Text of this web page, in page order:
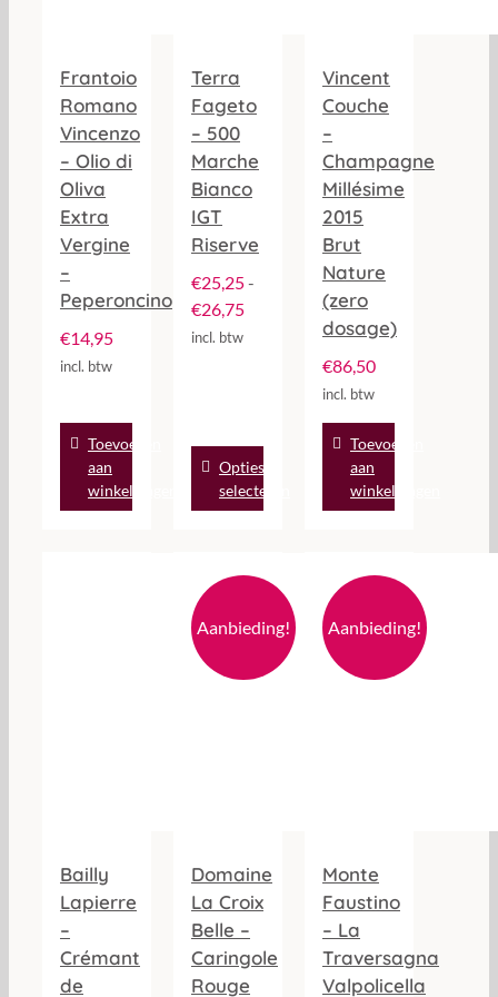
Frantoio
Romano
Vincenzo
– Olio di
Oliva
Extra
Vergine
–
Peperoncino
€14,95
incl. btw
Toevoegen
aan
winkelwagen
Terra
Fageto
– 500
Marche
Bianco
IGT
Riserve
€25,25-
€26,75Prijsklasse:
€25,25
incl. btw
Opties
selecterenproduct
heeft
Deze
optie
kan
gekozen
Vincent
Couche
–
Champagne
Millésime
2015
Brut
Nature
(zero
dosage)
€86,50
incl. btw
Toevoegen
aan
winkelwagen
Bailly
Lapierre
–
Crémant
de
Aanbieding!
Domaine
La Croix
Belle –
Caringole
Rouge
Aanbieding!
Monte
Faustino
– La
Traversagna
Valpolicella